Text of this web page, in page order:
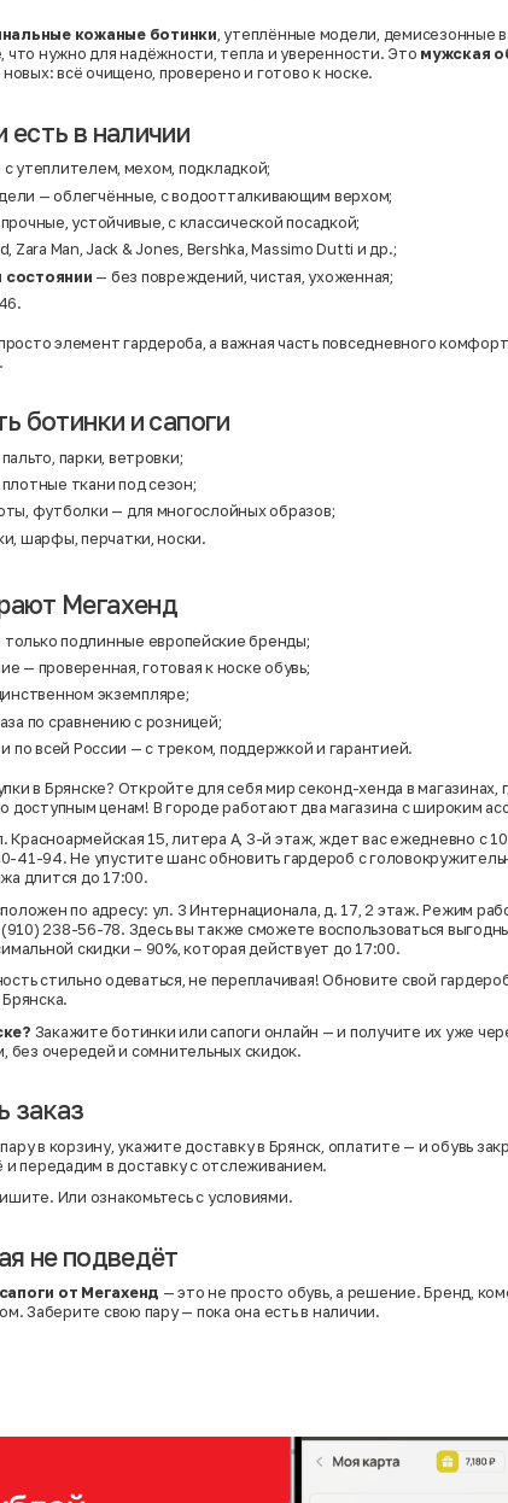
кожаные ботинки, утеплённые модели, демисезонные
что нужно для надёжности, тепла и уверенности. Это мужская
всё очищено, проверено и готово к носке.
в наличии
утеплителем, мехом, подкладкой;
— облегчённые, с водоотталкивающим верхом;
устойчивые, с классической посадкой;
Zara Man, Jack & Jones, Bershka, Massimo Dutti и др.;
— без повреждений, чистая, ухоженная;
элемент гардероба, а важная часть повседневного
ботинки и сапоги
парки, ветровки;
ткани под сезон;
футболки — для многослойных образов;
шарфы, перчатки, носки.
Мегахенд
только подлинные европейские бренды;
— проверенная, готовая к носке обувь;
экземпляре;
по сравнению с розницей;
и по всей России — с треком, поддержкой и гарантией.
в Брянске? Откройте для себя мир секонд-хенда в магазинах,
доступным ценам! В городе работают два магазина с широким
Красноармейская 15, литера А, 3-й этаж, ждет вас ежедневно с
41-94. Не упустите шанс обновить гардероб с
длится до 17:00.
по адресу: ул. 3 Интернационала, д. 17, 2 этаж. Режим
238-56-78. Здесь вы также сможете воспользоваться
скидки – 90%, которая действует до 17:00.
стильно одеваться, не переплачивая! Обновите свой
Закажите ботинки или сапоги онлайн — и получите их уже
без очередей и сомнительных скидок.
заказ
в корзину, укажите доставку в Брянск, оплатите — и обувь
и передадим в доставку с отслеживанием.
Или ознакомьтесь с условиями.
не подведёт
от Мегахенд — это не просто обувь, а решение. Бренд,
Заберите свою пару — пока она есть в наличии.